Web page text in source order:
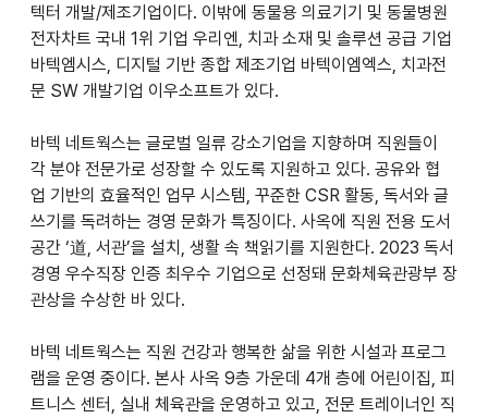
텍터 개발/제조기업이다. 이밖에 동물용 의료기기 및 동물병원
전자차트 국내 1위 기업 우리엔, 치과 소재 및 솔루션 공급 기업
바텍엠시스, 디지털 기반 종합 제조기업 바텍이엠엑스, 치과전
문 SW 개발기업 이우소프트가 있다.
바텍 네트웍스는 글로벌 일류 강소기업을 지향하며 직원들이
각 분야 전문가로 성장할 수 있도록 지원하고 있다. 공유와 협
업 기반의 효율적인 업무 시스템, 꾸준한 CSR 활동, 독서와 글
쓰기를 독려하는 경영 문화가 특징이다. 사옥에 직원 전용 도서
공간 ‘道, 서관’을 설치, 생활 속 책읽기를 지원한다. 2023 독서
경영 우수직장 인증 최우수 기업으로 선정돼 문화체육관광부 장
관상을 수상한 바 있다.
바텍 네트웍스는 직원 건강과 행복한 삶을 위한 시설과 프로그
램을 운영 중이다. 본사 사옥 9층 가운데 4개 층에 어린이집, 피
트니스 센터, 실내 체육관을 운영하고 있고, 전문 트레이너인 직